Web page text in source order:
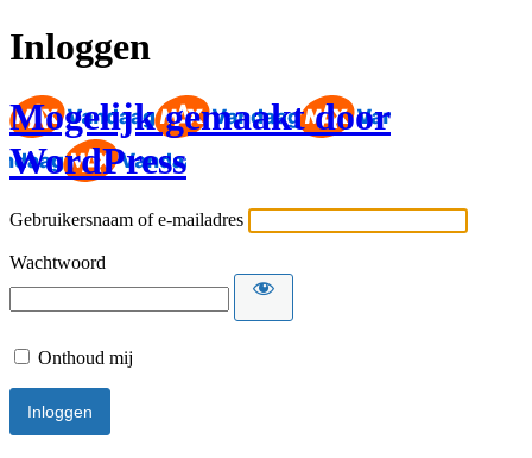
Inloggen
Mogelijk gemaakt door
WordPress
Gebruikersnaam of e-mailadres
Wachtwoord
Onthoud mij